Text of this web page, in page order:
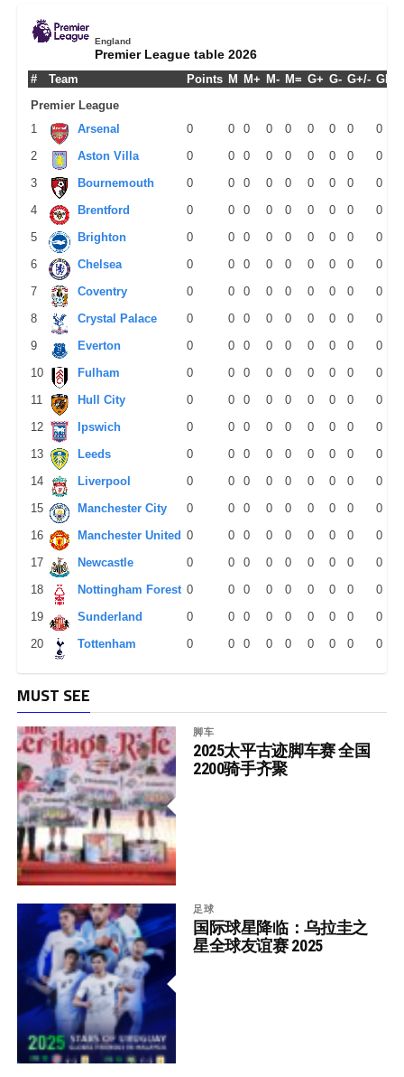
England
Premier League table 2026
# Team Points M M+ M- M= G+ G- G+/- GPM
Premier League
1
Arsenal 0 0 0 0 0 0 0 0
0
2
Aston Villa 0 0 0 0 0 0 0 0
0
3
Bournemouth 0 0 0 0 0 0 0 0
0
4
Brentford 0 0 0 0 0 0 0 0
0
5
Brighton 0 0 0 0 0 0 0 0
0
6
Chelsea 0 0 0 0 0 0 0 0
0
7
Coventry 0 0 0 0 0 0 0 0
0
8
Crystal Palace 0 0 0 0 0 0 0 0
0
9
Everton 0 0 0 0 0 0 0 0
0
10
Fulham 0 0 0 0 0 0 0 0
0
11
Hull City 0 0 0 0 0 0 0 0
0
12
Ipswich 0 0 0 0 0 0 0 0
0
13
Leeds 0 0 0 0 0 0 0 0
0
14
Liverpool 0 0 0 0 0 0 0 0
0
15
Manchester City 0 0 0 0 0 0 0 0
0
16
Manchester United 0 0 0 0 0 0 0 0
0
17
Newcastle 0 0 0 0 0 0 0 0
0
18
Nottingham Forest 0 0 0 0 0 0 0 0
0
19
Sunderland 0 0 0 0 0 0 0 0
0
20
Tottenham 0 0 0 0 0 0 0 0 0
MUST SEE
脚车
2025太平古迹脚车赛 全国
2200骑手齐聚
足球
国际球星降临：乌拉圭之
星全球友谊赛 2025